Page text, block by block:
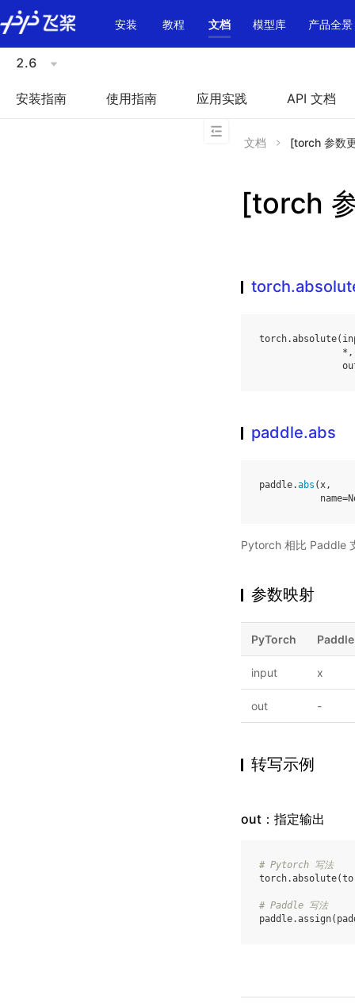
\u200E
安装
教程 文档 模型库 产品全景
2.6
安装指南 使用指南 应用实践 API 文档
文档 [torch 参数
[torch
torch.absolute(
* ,
paddle.abs
paddle.abs (x,
name=
Pytorch 相比 Paddle
参数映射
PyTorch
input x
out -
转写示例
out：指定输出
# Pytorch 写法
torch.absolute(
# Paddle 写法
paddle.assign(